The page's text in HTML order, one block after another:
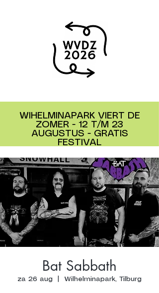
WIHELMINAPARK VIERT DE
ZOMER - 12 T/M 23
AUGUSTUS - GRATIS
FESTIVAL
Bat Sabbath
za 26 aug Wilhelminapark, Tilburg